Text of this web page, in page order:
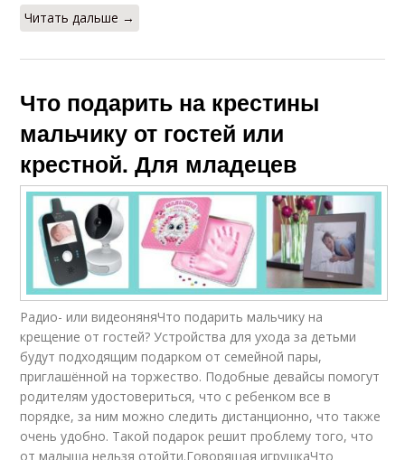
Читать дальше →
Что подарить на крестины
мальчику от гостей или
крестной. Для младецев
Радио- или видеоняняЧто подарить мальчику на
крещение от гостей? Устройства для ухода за детьми
будут подходящим подарком от семейной пары,
приглашённой на торжество. Подобные девайсы помогут
родителям удостовериться, что с ребенком все в
порядке, за ним можно следить дистанционно, что также
очень удобно. Такой подарок решит проблему того, что
от малыша нельзя отойти.Говорящая игрушкаЧто